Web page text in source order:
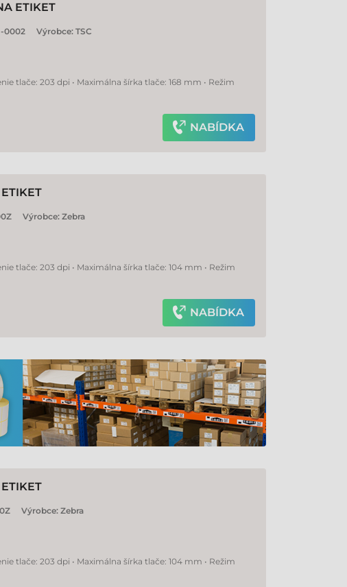
ETIKET
0002 Výrobce: TSC
tlače: 203 dpi • Maximálna šírka tlače: 168 mm • Režim
NABÍDKA
Výrobce: Zebra
tlače: 203 dpi • Maximálna šírka tlače: 104 mm • Režim
NABÍDKA
Výrobce: Zebra
tlače: 203 dpi • Maximálna šírka tlače: 104 mm • Režim